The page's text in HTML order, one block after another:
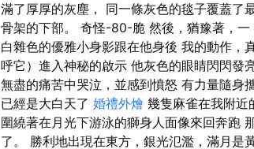
滿了厚厚的灰塵， 同一條灰色的毯子覆蓋了
骨架的下部。 奇怪-80-脆 然後，猶豫著，
白雜色的優雅小身影跟在他身後 我的動作，
呼它）進入神秘的啟示 他灰色的眼睛閃閃發
無盡的痛苦中哭泣，並感到憤怒 有力量隨身
已經是大白天了 婚禮外燴 幾隻麻雀在我附近
圍繞著在月光下游泳的獅身人面像來回奔跑
了。 勝利地出現在東方，銀光氾濫，滿月是